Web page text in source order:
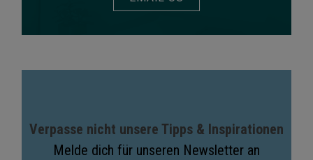
Verpasse nicht unsere Tipps & Inspirationen
Melde dich für unseren Newsletter an